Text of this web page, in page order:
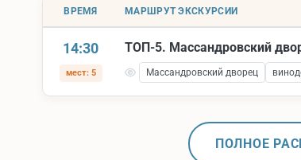
ВРЕМЯ МАРШРУТ ЭКСКУРСИИ
14:30
мест: 5
ТОП-5. Массандровский
Массандровский дворец
ПОЛНОЕ